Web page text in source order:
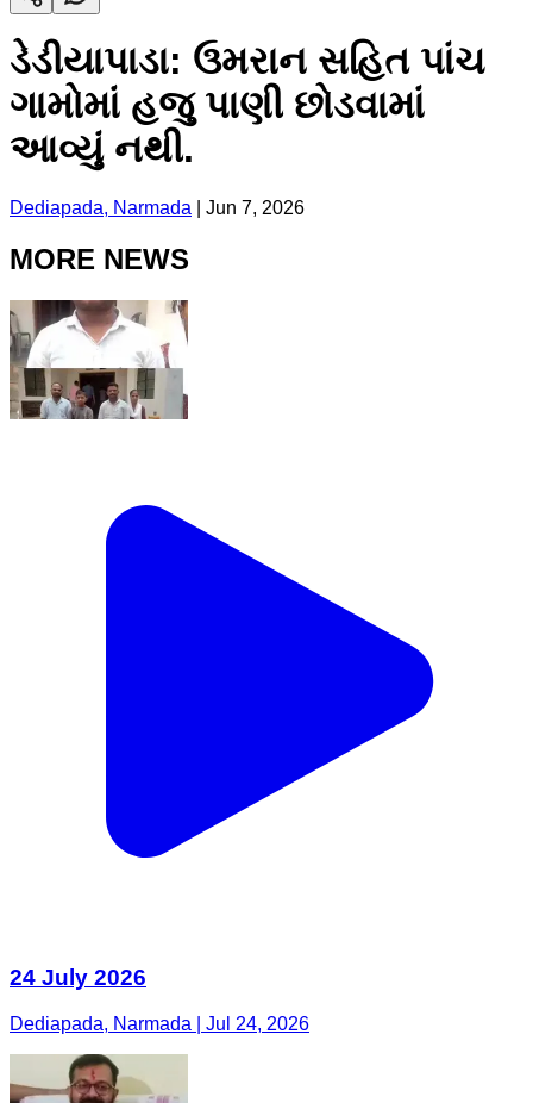
ડેડીયાપાડા: ઉમરાન સહિત પાંચ
ગામોમાં હજુ પાણી છોડવામાં
આવ્યું નથી.
Dediapada, Narmada Jun 7, 2026
MORE NEWS
24 July 2026
Dediapada, Narmada | Jul 24, 2026